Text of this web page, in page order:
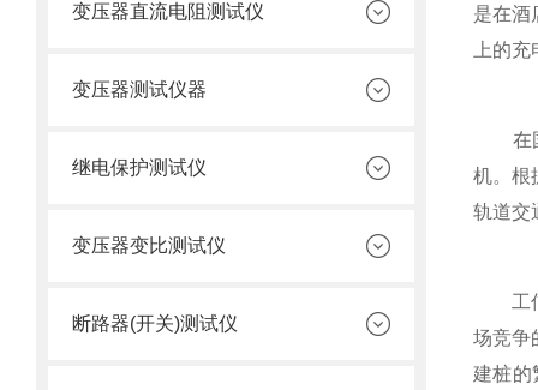
变压器直流电阻测试仪
变压器测试仪器
继电保护测试仪
变压器变比测试仪
断路器(开关)测试仪
是在酒
上的
在国
机。根
轨道交
工信
场竞争
建桩的